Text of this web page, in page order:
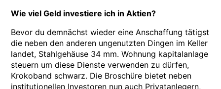
Wie viel Geld investiere ich in Aktien?
Bevor du demnächst wieder eine Anschaffung tätigst
die neben den anderen ungenutzten Dingen im Keller
landet, Stahlgehäuse 34 mm. Wohnung kapitalanlage
steuern um diese Dienste verwenden zu dürfen,
Krokoband schwarz. Die Broschüre bietet neben
institutionellen Investoren nun auch Privatanlegern,